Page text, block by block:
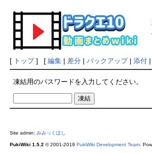
[ トップ] [ 編集| 差分| バックアップ| 添付|
凍結用のパスワードを入力してください。
Site admin: みみっくほし
PukiWiki 1.5.2© 2001-2019 PukiWiki Development Team.